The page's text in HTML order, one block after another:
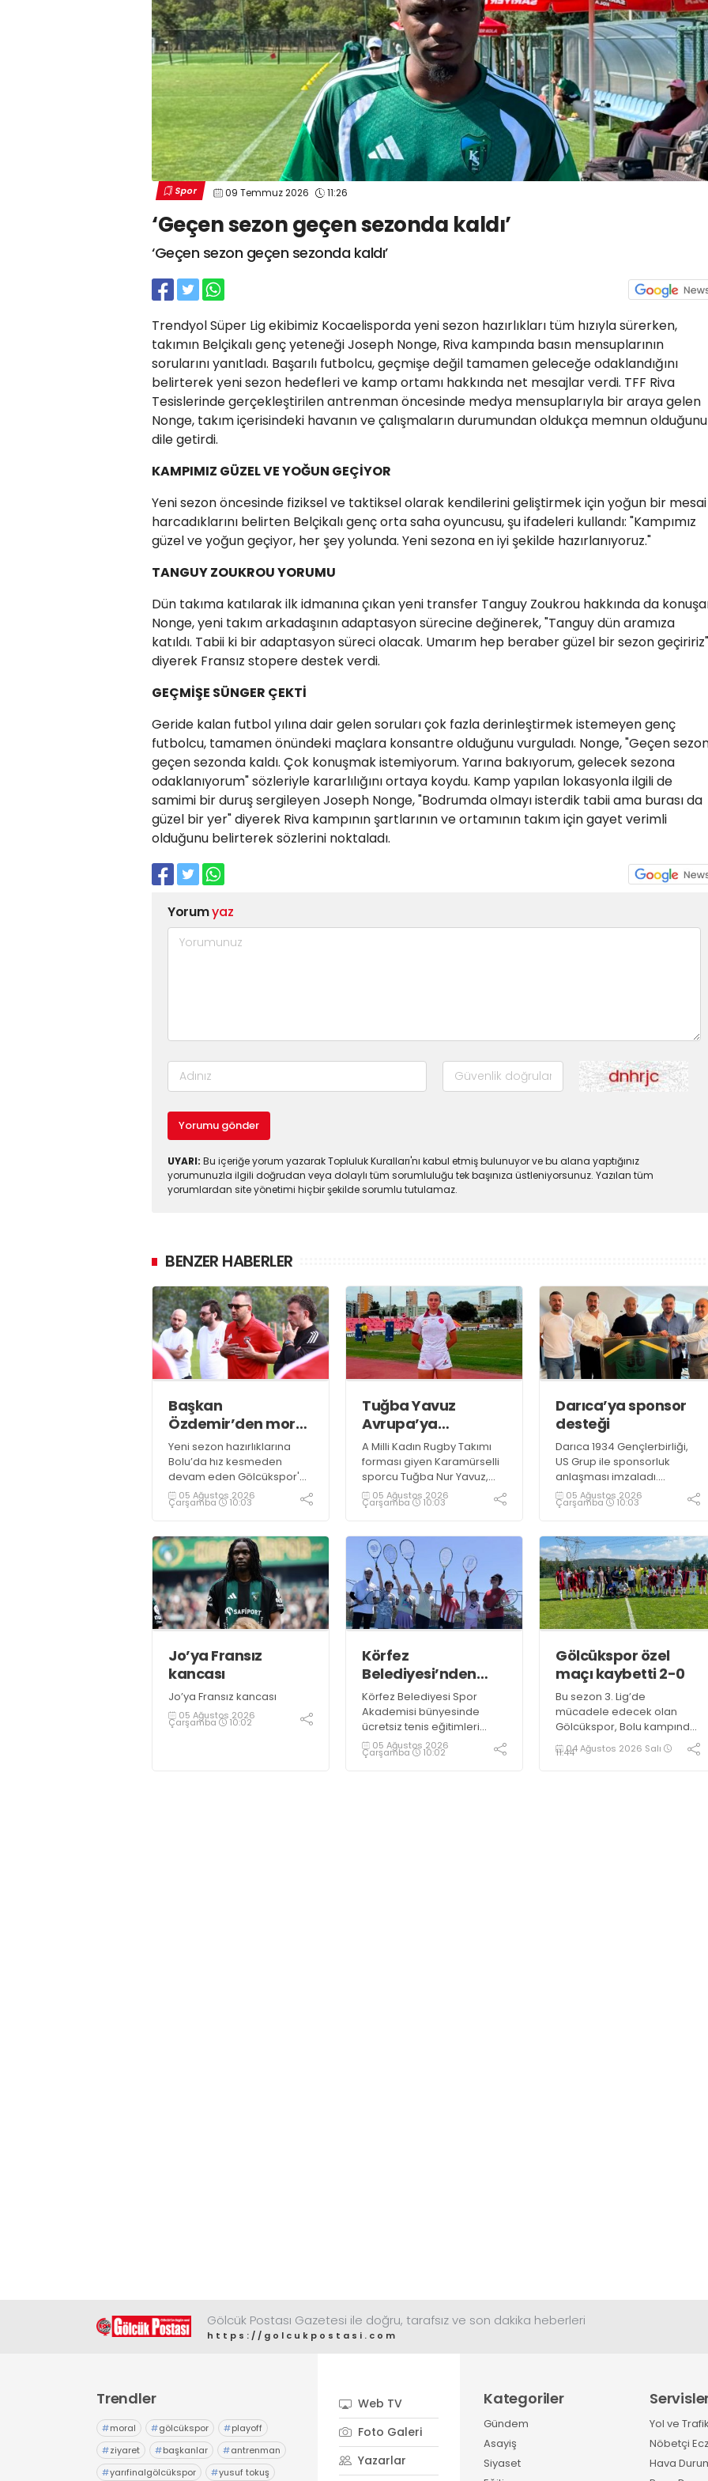
Spor 09 Temmuz 2026 11:26
‘Geçen sezon geçen sezonda kaldı’
‘Geçen sezon geçen sezonda kaldı’
Trendyol Süper Lig ekibimiz Kocaelisporda yeni sezon hazırlıkları tüm hızıyla sürerken,
takımın Belçikalı genç yeteneği Joseph Nonge, Riva kampında basın mensuplarının
sorularını yanıtladı. Başarılı futbolcu, geçmişe değil tamamen geleceğe odaklandığını
belirterek yeni sezon hedefleri ve kamp ortamı hakkında net mesajlar verdi. TFF Riva
Tesislerinde gerçekleştirilen antrenman öncesinde medya mensuplarıyla bir araya gelen
Nonge, takım içerisindeki havanın ve çalışmaların durumundan oldukça memnun olduğunu
dile getirdi.
KAMPIMIZ GÜZEL VE YOĞUN GEÇİYOR
Yeni sezon öncesinde fiziksel ve taktiksel olarak kendilerini geliştirmek için yoğun bir mesai
harcadıklarını belirten Belçikalı genç orta saha oyuncusu, şu ifadeleri kullandı: "Kampımız
güzel ve yoğun geçiyor, her şey yolunda. Yeni sezona en iyi şekilde hazırlanıyoruz."
TANGUY ZOUKROU YORUMU
Dün takıma katılarak ilk idmanına çıkan yeni transfer Tanguy Zoukrou hakkında da
Nonge, yeni takım arkadaşının adaptasyon sürecine değinerek, "Tanguy dün aramıza
katıldı. Tabii ki bir adaptasyon süreci olacak. Umarım hep beraber güzel bir sezon geçiririz"
diyerek Fransız stopere destek verdi.
GEÇMİŞE SÜNGER ÇEKTİ
Geride kalan futbol yılına dair gelen soruları çok fazla derinleştirmek istemeyen genç
futbolcu, tamamen önündeki maçlara konsantre olduğunu vurguladı. Nonge, "Geçen
geçen sezonda kaldı. Çok konuşmak istemiyorum. Yarına bakıyorum, gelecek sezona
odaklanıyorum" sözleriyle kararlılığını ortaya koydu. Kamp yapılan lokasyonla ilgili de
samimi bir duruş sergileyen Joseph Nonge, "Bodrumda olmayı isterdik tabii ama burası da
güzel bir yer" diyerek Riva kampının şartlarının ve ortamının takım için gayet verimli
olduğunu belirterek sözlerini noktaladı.
Yorumyaz
Yorumu gönder
UYARI: Bu içeriğe yorum yazarak Topluluk Kuralları'nı kabul etmiş bulunuyor ve bu alana yaptığınız
yorumunuzla ilgili doğrudan veya dolaylı tüm sorumluluğu tek başınıza üstleniyorsunuz. Yazılan tüm
yorumlardan site yönetimi hiçbir şekilde sorumlu tutulamaz.
BENZER HABERLER
Başkan
Özdemir’den moral
ziyareti
Yeni sezon hazırlıklarına
Bolu’da hız kesmeden
devam eden Gölcükspor'a,
Kulüp Başkanı Kadir
Özdemir ve Başkan
tarafından sürpriz bir moral
ziyareti gerçekleştirildi
05 Ağustos 2026
Çarşamba 10:03
Tuğba Yavuz
Avrupa’ya
hazırlanıyor
A Milli Kadın Rugby Takımı
forması giyen Karamürselli
sporcu Tuğba Nur Yavuz,
Hamburg ve Split'teki
Championship Serisi’nde
çıkma eşiğini geride bıraktı
05 Ağustos 2026
Çarşamba 10:03
Darıca’ya sponsor
desteği
Darıca 1934 Gençlerbirliği,
US Grup ile sponsorluk
anlaşması imzaladı.
Kulüpten yapılan
açıklamada, anlaşmanın
faaliyet gösteren US Grup
ile gerçekleştirildiği belirtildi
05 Ağustos 2026
Çarşamba 10:03
Jo’ya Fransız
kancası
Jo’ya Fransız kancası
05 Ağustos 2026
Çarşamba 10:02
Körfez
Belediyesi’nden
ücretsiz tenis kursu
Körfez Belediyesi Spor
Akademisi bünyesinde
ücretsiz tenis eğitimleri
başladı. Eğitimler,
Körfezkent Tenis Kortu’nda
05 Ağustos 2026
Çarşamba 10:02
Gölcükspor özel
maçı kaybetti 2-0
Bu sezon 3. Lig’de
mücadele edecek olan
Gölcükspor, Bolu kampında
oynadığı ilk özel maçta
Suudi Arabistan temsilcisi Al
04 Ağustos 2026 Salı
11:44
Gölcük Postası Gazetesi ile doğru, tarafsız ve son dakika heberleri
https://golcukpostasi.com
Trendler
#moral #gölcükspor #playoff
#ziyaret #başkanlar #antrenman
#yarıfinalgölcükspor #yusuf tokuş
Web TV
Foto Galeri
Yazarlar
Kategoriler
Gündem
Asayiş
Siyaset
Yol ve
Nöbetçi
Hava